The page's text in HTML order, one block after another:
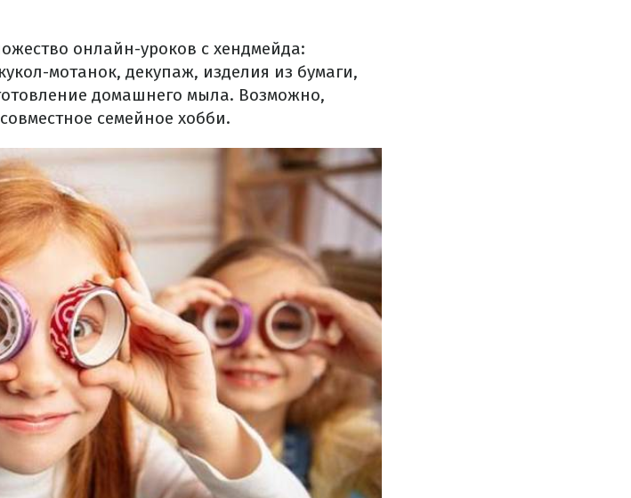
онлайн-уроков с хендмейда:
мотанок, декупаж, изделия из бумаги,
домашнего мыла. Возможно,
семейное хобби.